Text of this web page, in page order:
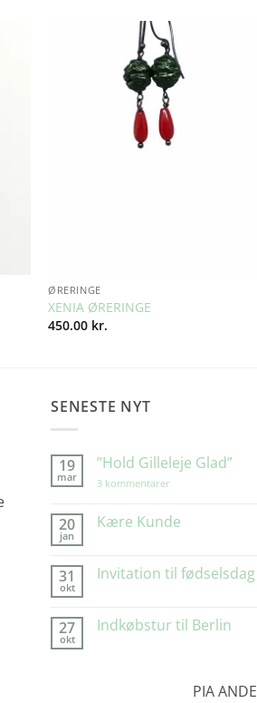
ØRERINGE
XENIA ØRERINGE
450.00 kr.
SENESTE NYT
19
mar
”Hold Gilleleje Glad”
3 kommentarer
Glad”
20
jan
Kære Kunde
Kære
31
okt
Invitation til fødselsdag
Invitation
27
okt
Indkøbstur til Berlin
PIA